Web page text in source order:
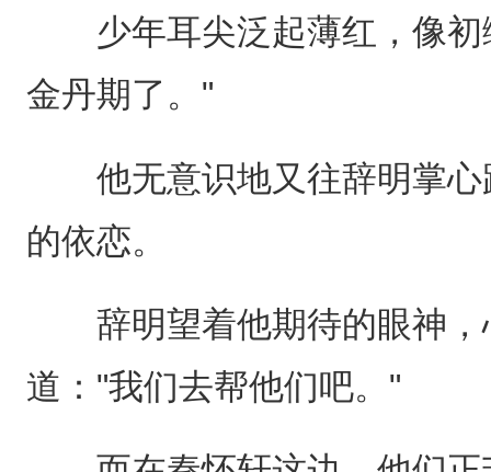
少年耳尖泛起薄红，像初
金丹期了。"
他无意识地又往辞明掌心
的依恋。
辞明望着他期待的眼神，
道："我们去帮他们吧。"